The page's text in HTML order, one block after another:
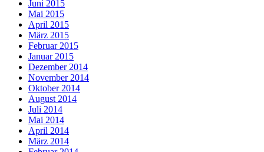
Juni 2015
Mai 2015
April 2015
März 2015
Februar 2015
Januar 2015
Dezember 2014
November 2014
Oktober 2014
August 2014
Juli 2014
Mai 2014
April 2014
März 2014